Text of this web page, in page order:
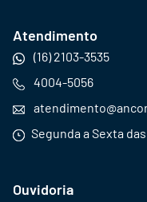
Atendimento
(16) 2103-3535
4004-5056
Segunda a Sexta das
Ouvidoria